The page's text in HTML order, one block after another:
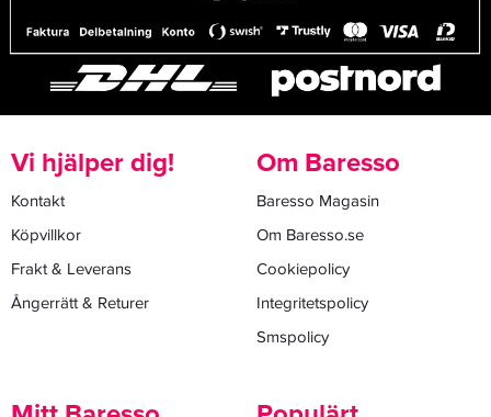
Vi hjälper dig!
Kontakt
Köpvillkor
Frakt & Leverans
Ångerrätt & Returer
Om Baresso
Baresso Magasin
Om Baresso.se
Cookiepolicy
Integritetspolicy
Smspolicy